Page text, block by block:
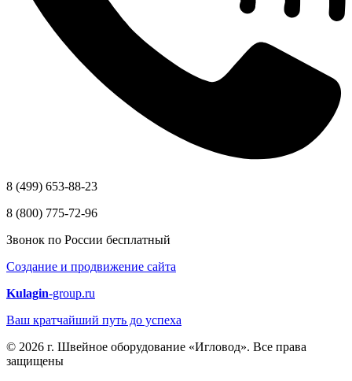
8 (499) 653-88-23
8 (800) 775-72-96
Звонок по России бесплатный
Создание и продвижение сайта
Kulagin-group.ru
Ваш кратчайший путь до успеха
© 2026 г. Швейное оборудование «Игловод». Все права
защищены